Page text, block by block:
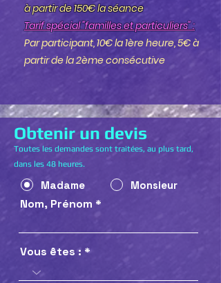
à partir de 150€ la séance
Tarif spécial "familles et particuliers" :
Par participant, 10€la 1ère heure,5€à
partir de la 2ème consécutive
Obtenir un devis
Toutes les demandes sont traitées, au plus tard,
dans les 48 heures.
Madame Monsieur
Nom, Prénom
Vous êtes :